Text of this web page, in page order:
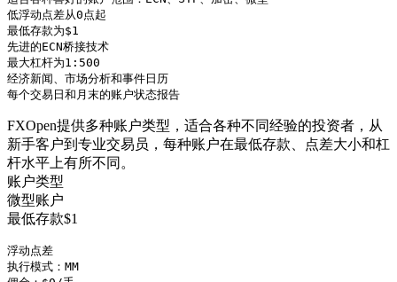
低浮动点差从0点起
最低存款为$1
先进的ECN桥接技术
最大杠杆为1:500
经济新闻、市场分析和事件日历
每个交易日和月末的账户状态报告
FXOpen提供多种账户类型，适合各种不同经验的投资者，从
新手客户到专业交易员，每种账户在最低存款、点差大小和杠
杆水平上有所不同。
账户类型
微型账户
最低存款$1
浮动点差
执行模式：MM